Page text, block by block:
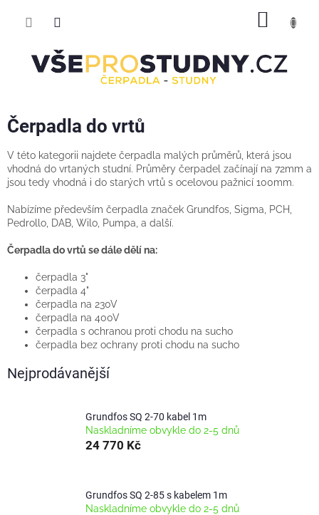
Čerpadla do vrtů
V této kategorii najdete čerpadla malých průměrů, která jsou
vhodná do vrtaných studní. Průměry čerpadel začínají na 72mm a
jsou tedy vhodná i do starých vrtů s ocelovou pažnicí 100mm.
Nabízíme především čerpadla značek Grundfos, Sigma, PCH,
Pedrollo, DAB, Wilo, Pumpa, a další.
Čerpadla do vrtů se dále dělí na:
čerpadla 3"
čerpadla 4"
čerpadla na 230V
čerpadla na 400V
čerpadla s ochranou proti chodu na sucho
čerpadla bez ochrany proti chodu na sucho
Nejprodávanější
Grundfos SQ 2-70 kabel 1m
Naskladníme obvykle do 2-5 dnů
24 770 Kč
Grundfos SQ 2-85 s kabelem 1m
Naskladníme obvykle do 2-5 dnů